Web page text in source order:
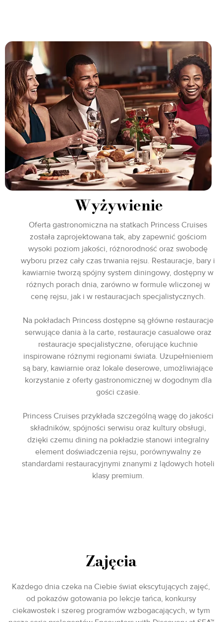
Wyżywienie
Oferta gastronomiczna na statkach Princess Cruises
została zaprojektowana tak, aby zapewnić gościom
wysoki poziom jakości, różnorodność oraz swobodę
wyboru przez cały czas trwania rejsu. Restauracje, bary i
kawiarnie tworzą spójny system diningowy, dostępny w
różnych porach dnia, zarówno w formule wliczonej w
cenę rejsu, jak i w restauracjach specjalistycznych.
Na pokładach Princess dostępne są główne restauracje
serwujące dania à la carte, restauracje casualowe oraz
restauracje specjalistyczne, oferujące kuchnie
inspirowane różnymi regionami świata. Uzupełnieniem
są bary, kawiarnie oraz lokale deserowe, umożliwiające
korzystanie z oferty gastronomicznej w dogodnym dla
gości czasie.
Princess Cruises przykłada szczególną wagę do jakości
składników, spójności serwisu oraz kultury obsługi,
dzięki czemu dining na pokładzie stanowi integralny
element doświadczenia rejsu, porównywalny ze
standardami restauracyjnymi znanymi z lądowych hoteli
klasy premium.
Zajęcia
Każdego dnia czeka na Ciebie świat ekscytujących zajęć,
od pokazów gotowania po lekcje tańca, konkursy
ciekawostek i szereg programów wzbogacających, w tym